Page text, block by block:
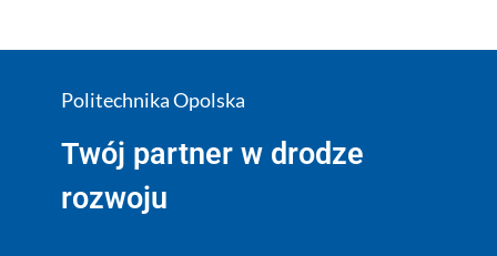
Politechnika Opolska
Twój partner w drodze
rozwoju